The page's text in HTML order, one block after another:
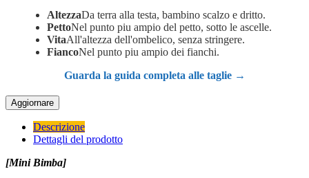
AltezzaDa terra alla testa, bambino scalzo e dritto.
PettoNel punto piu ampio del petto, sotto le ascelle.
VitaAll'altezza dell'ombelico, senza stringere.
FiancoNel punto piu ampio dei fianchi.
Guarda la guida completa alle taglie →
Descrizione
Dettagli del prodotto
[Mini Bimba]